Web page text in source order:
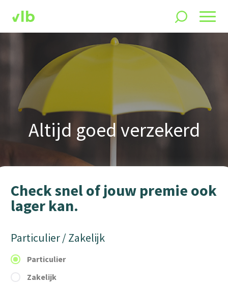
Altijd goed verzekerd
Check snel of jouw premie ook
lager kan.
Particulier / Zakelijk
Particulier
Zakelijk